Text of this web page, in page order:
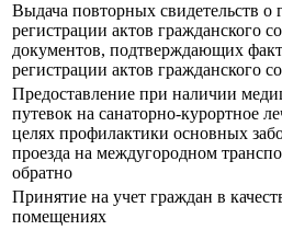
Выдача повторных свидетельств о
регистрации актов гражданского
документов, подтверждающих
регистрации актов гражданского
Предоставление при наличии
путевок на санаторно-курортное
целях профилактики основных
проезда на междугородном
обратно
Принятие на учет граждан в
помещениях